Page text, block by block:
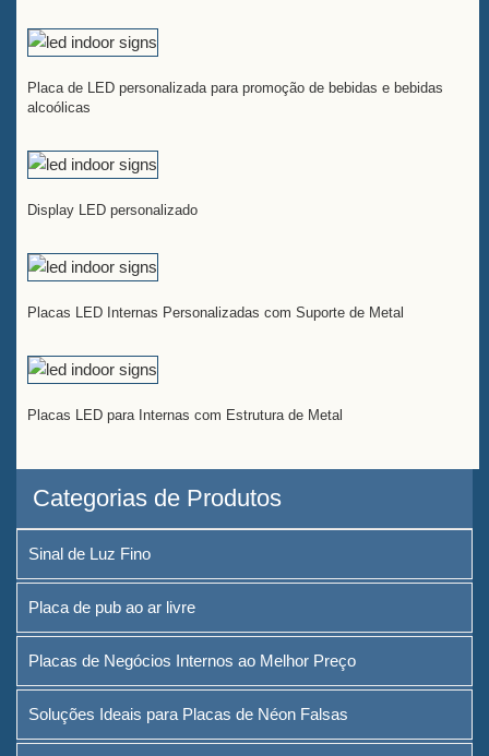
Placa de LED personalizada para promoção de bebidas e bebidas
alcoólicas
Display LED personalizado
Placas LED Internas Personalizadas com Suporte de Metal
Placas LED para Internas com Estrutura de Metal
Categorias de Produtos
Sinal de Luz Fino
Placa de pub ao ar livre
Placas de Negócios Internos ao Melhor Preço
Soluções Ideais para Placas de Néon Falsas